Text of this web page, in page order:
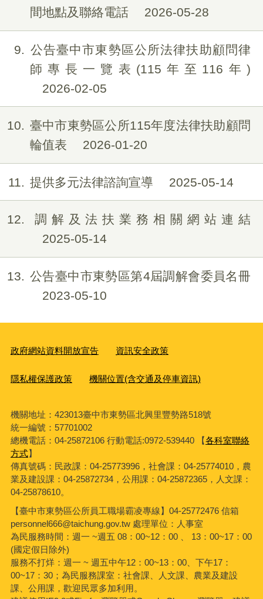
間地點及聯絡電話
2026-05-28
9
公告臺中市東勢區公所法律扶助顧問律
師專長一覽表(115年至116年)
2026-02-05
10
臺中市東勢區公所115年度法律扶助顧問
輪值表
2026-01-20
11 提供多元法律諮詢宣導 2025-05-14
12
調解及法扶業務相關網站連結
2025-05-14
13
公告臺中市東勢區第4屆調解會委員名冊
2023-05-10
政府網站資料開放宣告 資訊安全政策
隱私權保護政策 機關位置(含交通及停車資訊)
機關地址：423013臺中市東勢區北興里豐勢路518號
統一編號：57701002
總機電話：04-25872106 行動電話:0972-539440 【各科室聯絡
方式】
傳真號碼：民政課：04-25773996，社會課：04-25774010，農
業及建設課：04-25872734，公用課：04-25872365，人文課：
04-25878610。
【臺中市東勢區公所員工職場霸凌專線】04-25772476 信箱
personnel666@taichung.gov.tw 處理單位：人事室
為民服務時間：週一 ~週五 08：00~12：00 、 13：00~17：00
(國定假日除外)
服務不打烊：週一 ~ 週五中午12：00~13：00、下午17：
00~17：30；為民服務課室：社會課、人文課、農業及建設
課、公用課，歡迎民眾多加利用。